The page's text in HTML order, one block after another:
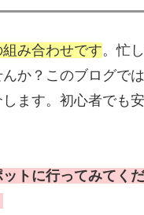
み合わせです。忙
か？このブログで
ます。初心者でも
トに行ってみてく